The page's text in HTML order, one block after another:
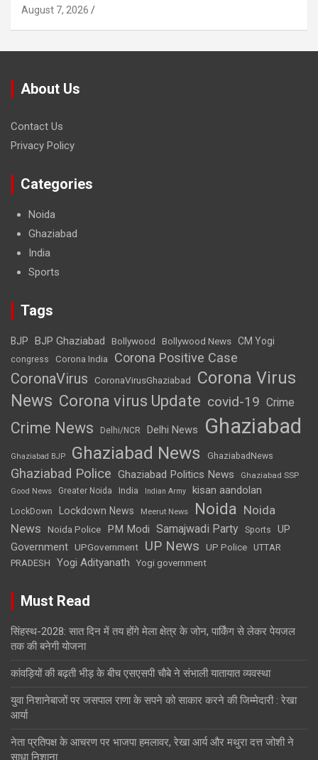
August 7, 2026
About Us
Contact Us
Privacy Policy
Categories
Noida
Ghaziabad
India
Sports
Tags
BJP BJP Ghaziabad Bollywood Bollywood News CM Yogi
congress Corona India Corona Positive Case
CoronaVirus CoronaVirusGhaziabad
Corona Virus
News Corona virus Update covid-19 Crime
Crime News Delhi/NCR Delhi News Ghaziabad
Ghaziabad BJP Ghaziabad News GhaziabadNews
Ghaziabad Police Ghaziabad Politics News Ghaziabad SSP
Good News Greater Noida India Indian Army kisan aandolan
LockDown Lockdown News Meerut News Noida Noida
News
Noida Police PM Modi Samajwadi Party Sports
UP
Government UPGovernment UP News UP Police
UTTAR
PRADESH
Yogi Adityanath Yogi government
Must Read
सिंहस्थ-2028: सात दिन में तय होंगे मेला क्षेत्र के जोन, पार्किंग से लेकर पेयजल
तक की बनेगी योजना
कांवड़ियों की बढ़ती भीड़ के बीच एसएसपी चाैबे ने संभाली यातायात व्यवस्था
युवा निशानेबाजों पर जसपाल राणा के सपने को साकार करने की जिम्मेदारी : रेखा
आर्या
नेता प्रतिपक्ष के आचरण पर भाजपा हमलावर, रेखा आर्य और मथुरा दत्त जोशी ने
साधा निशाना